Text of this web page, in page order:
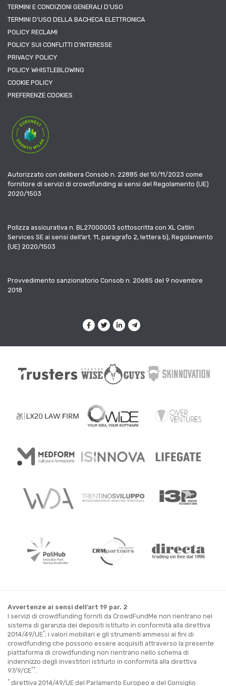
TERMINI E CONDIZIONI GENERALI D’USO
TERMINI D’USO DELLA BACHECA ELETTRONICA
POLICY RECLAMI
POLICY SUI CONFLITTI D’INTERESSE
PRIVACY POLICY
POLICY WHISTLEBLOWING
COOKIE POLICY
PREFERENZE COOKIES
Autorizzato con delibera Consob n. 22885 del 10/11/2023 come
fornitore di servizi di crowdfunding ai sensi del Regolamento (UE)
2020/1503
Polizza assicurativa n. BL27000003 sottoscritta con XL Catlin
Services SE ai sensi dell’art. 11, paragrafo 2, lettera b), Regolamento
(UE) 2020/1503
Provvedimento sanzionatorio Consob n. 20685 del 9 novembre
2018
Avvertenze ai sensi dell’art 19 par. 2
I servizi di crowdfunding forniti da CrowdFundMe non rientrano nel
sistema di garanzia dei depositi istituito in conformità alla direttiva
2014/49/UE*; i valori mobiliari e gli strumenti ammessi ai fini di
crowdfunding che possono essere acquisiti attraverso la presente
piattaforma di crowdfunding non rientrano nello schema di
indennizzo degli investitori istituito in conformità alla direttiva
97/9/CE**
* direttiva 2014/49/UE del Parlamento Europeo e del Consiglio